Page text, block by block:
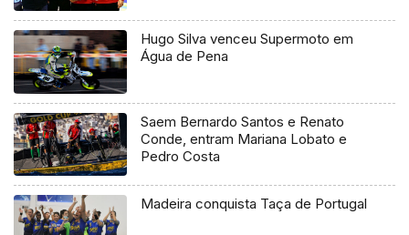
Hugo Silva venceu Supermoto em
Água de Pena
Saem Bernardo Santos e Renato
Conde, entram Mariana Lobato e
Pedro Costa
Madeira conquista Taça de Portugal